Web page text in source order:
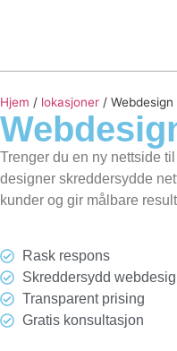
Hjem / lokasjoner /
Trenger du en ny nettside
designer skreddersydde
kunder og gir målbare
Rask respons
Skreddersydd
Transparent prising
Gratis konsultasjon